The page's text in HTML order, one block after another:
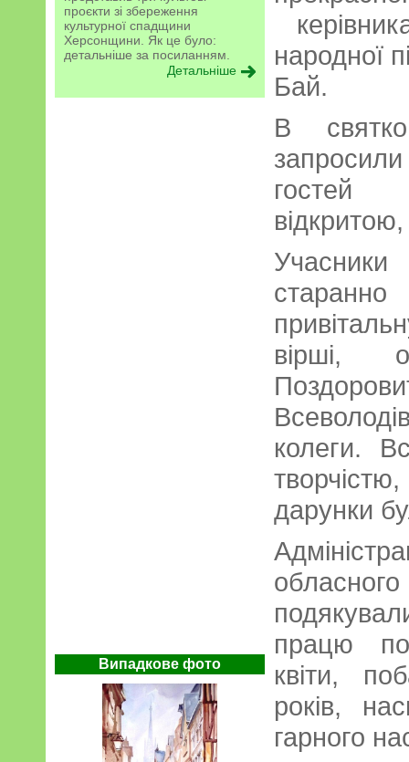
проєкти зі збереження
культурної спадщини
Херсонщини. Як це було:
детальніше за посиланням.
Детальніше
Випадкове фото
народної
Бай.
В
старанно
вірші,
колеги.
дарунки
працю
квіти,
років,
гарного